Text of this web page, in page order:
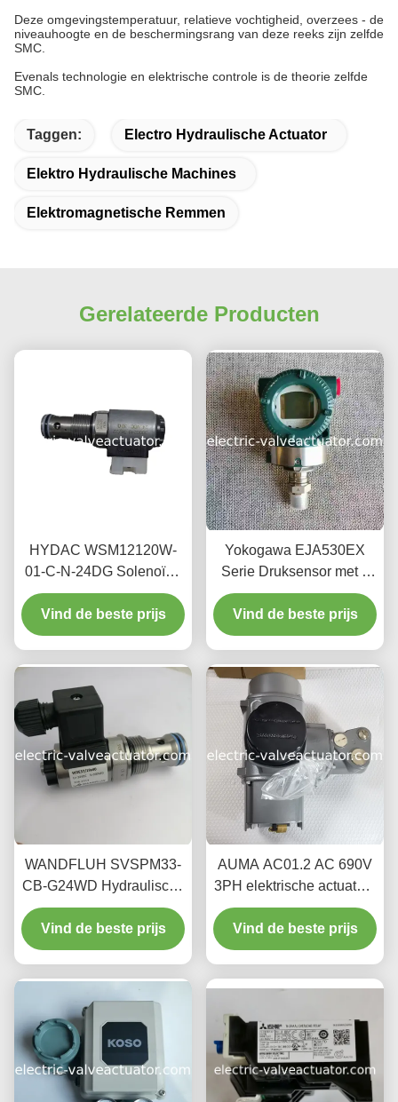
Deze omgevingstemperatuur, relatieve vochtigheid, overzees - de
niveauhoogte en de beschermingsrang van deze reeks zijn zelfde
SMC.
Evenals technologie en elektrische controle is de theorie zelfde
SMC.
Taggen: Electro Hydraulische Actuator
Elektro Hydraulische Machines
Elektromagnetische Remmen
Gerelateerde Producten
HYDAC WSM12120W-
01-C-N-24DG Solenoïde
richtingsklep met 350 bar
werkdruk 24 V
gelijkstroomtoevoer en 20
Vind de beste prijs
Yokogawa EJA530EX
Serie Druksensor met 4
MPa Maximale Werkdruk,
4~20mA Uitgangssignaal
en 10,5~30 VDC Voeding
Vind de beste prijs
WANDFLUH SVSPM33-
CB-G24WD Hydraulische
Solenoïde Ventielkern –
Duurzaam Origineel
Vervangingsonderdeel
Vind de beste prijs
AUMA AC01.2 AC 690V
3PH elektrische actuator -
hoog efficiënt driefasig
elektrisch
aandrijfsysteem,
IP68
Vind de beste prijs